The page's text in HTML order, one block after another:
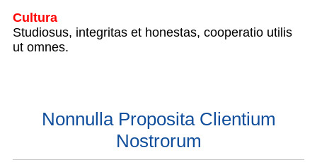
Cultura
Studiosus, integritas et honestas, cooperatio utilis
ut omnes.
Nonnulla Proposita Clientium
Nostrorum